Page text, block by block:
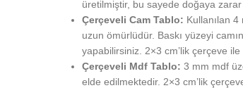
üretilmiştir, bu sayede doğaya
Çerçeveli Cam Tablo: Kullanılan
uzun ömürlüdür. Baskı yüzeyi
yapabilirsiniz. 2×3 cm’lik çerçeve
Çerçeveli Mdf Tablo: 3 mm mdf
elde edilmektedir. 2×3 cm’lik